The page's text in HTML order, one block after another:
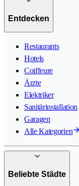
Entdecken
Restaurants
Hotels
Coiffeure
Ärzte
Elektriker
Sanitärinstallation
Garagen
Alle Kategorien
Beliebte Städte